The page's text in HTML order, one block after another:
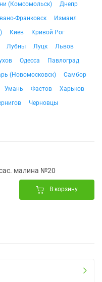
(Комсомольск)
Днепр
Франковск
Измаил
Киев
Кривой Рог
Лубны Луцк
Львов
Одесса
Павлоград
(Новомосковск)
Самбор
Умань Фастов
Харьков
Черновцы
малина №20
В корзину